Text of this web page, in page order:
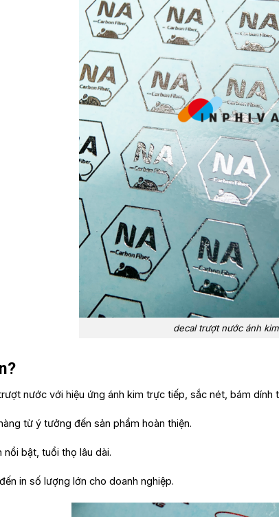
decal trượt nước ánh
nước với hiệu ứng ánh kim trực tiếp, sắc nét, bám dính
từ ý tưởng đến sản phẩm hoàn thiện.
nổi bật, tuổi thọ lâu dài.
in số lượng lớn cho doanh nghiệp.